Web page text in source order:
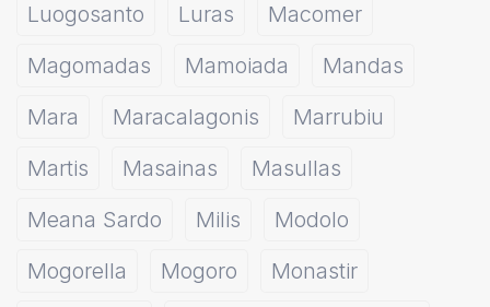
Luogosanto
Luras
Macomer
Magomadas
Mamoiada
Mandas
Mara
Maracalagonis
Marrubiu
Martis
Masainas
Masullas
Meana Sardo
Milis
Modolo
Mogorella
Mogoro
Monastir